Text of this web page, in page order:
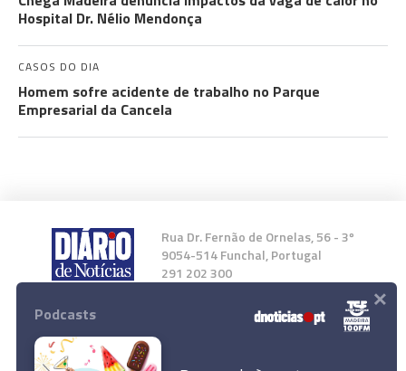
Hospital Dr. Nélio Mendonça
CASOS DO DIA
Homem sofre acidente de trabalho no Parque
Empresarial da Cancela
Rua Dr. Fernão de Ornelas, 56 - 3º
9054-514 Funchal, Portugal
291 202 300
Instale a nossa App
Podcasts ×